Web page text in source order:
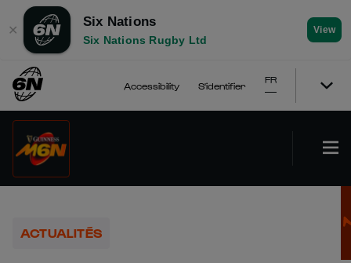
✕
Six Nations
Six Nations Rugby Ltd
View
Accessibility S'identifier
FR
ACTUALITÉS